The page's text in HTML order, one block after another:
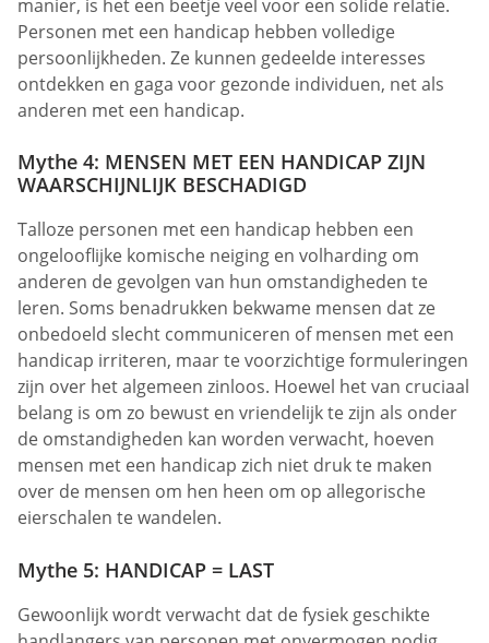
manier, is het een beetje veel voor een solide relatie.
Personen met een handicap hebben volledige
persoonlijkheden. Ze kunnen gedeelde interesses
ontdekken en gaga voor gezonde individuen, net als
anderen met een handicap.
Mythe 4: MENSEN MET EEN HANDICAP ZIJN
WAARSCHIJNLIJK BESCHADIGD
Talloze personen met een handicap hebben een
ongelooflijke komische neiging en volharding om
anderen de gevolgen van hun omstandigheden te
leren. Soms benadrukken bekwame mensen dat ze
onbedoeld slecht communiceren of mensen met een
handicap irriteren, maar te voorzichtige formuleringen
zijn over het algemeen zinloos. Hoewel het van cruciaal
belang is om zo bewust en vriendelijk te zijn als onder
de omstandigheden kan worden verwacht, hoeven
mensen met een handicap zich niet druk te maken
over de mensen om hen heen om op allegorische
eierschalen te wandelen.
Mythe 5: HANDICAP = LAST
Gewoonlijk wordt verwacht dat de fysiek geschikte